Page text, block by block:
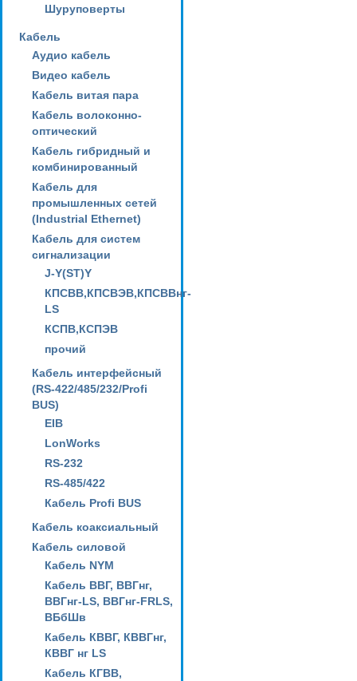
Шуруповерты
Кабель
Аудио кабель
Видео кабель
Кабель витая пара
Кабель волоконно-
оптический
Кабель гибридный и
комбинированный
Кабель для
промышленных сетей
(Industrial Ethernet)
Кабель для систем
сигнализации
J-Y(ST)Y
КПСВВ,КПСВЭВ,КПСВВнг-
LS
КСПВ,КСПЭВ
прочий
Кабель интерфейсный
(RS-422/485/232/Profi
BUS)
EIB
LonWorks
RS-232
RS-485/422
Кабель Profi BUS
Кабель коаксиальный
Кабель силовой
Кабель NYM
Кабель ВВГ, ВВГнг,
ВВГнг-LS, ВВГнг-FRLS,
ВБбШв
Кабель КВВГ, КВВГнг,
КВВГ нг LS
Кабель КГВВ,